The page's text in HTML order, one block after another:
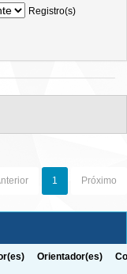
Registro(s)
1 Próximo
Orientador(es)